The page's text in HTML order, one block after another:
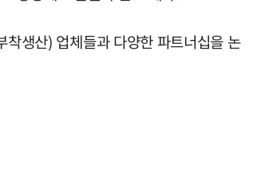
생산) 업체들과 다양한 파트너십을 논